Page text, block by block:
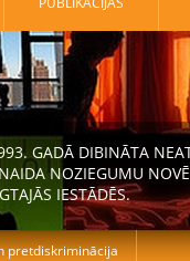
GADĀ DIBINĀTA
NOZIEGUMU
IESTĀDĒS.
pretdiskriminācija